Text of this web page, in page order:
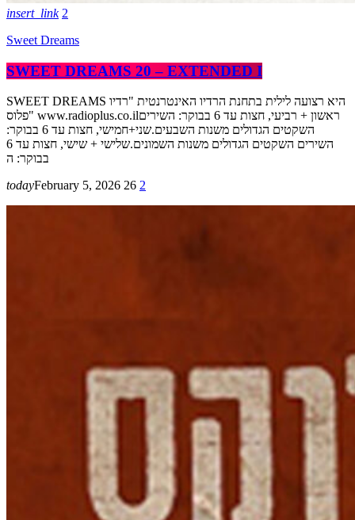
insert_link 2
Sweet Dreams
SWEET DREAMS 20 – EXTENDED I
SWEET DREAMS היא רצועה לילית בתחנת הרדיו האינטרנטית "רדיו
פלוס" www.radioplus.co.ilראשון + רביעי, חצות עד 6 בבוקר: השירים
השקטים הגדולים משנות השבעים.שני+חמישי, חצות עד 6 בבוקר:
השירים השקטים הגדולים משנות השמונים.שלישי + שישי, חצות עד 6
בבוקר: ה
todayFebruary 5, 2026 26 2